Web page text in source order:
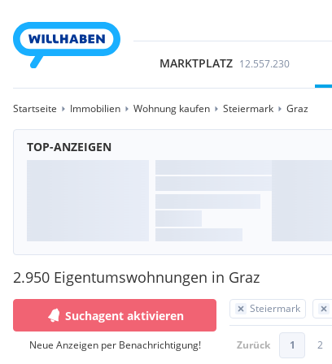
MARKTPLATZ 12.557.230
Startseite Immobilien Wohnung kaufen Steiermark Graz
TOP-ANZEIGEN
2.950 Eigentumswohnungen in Graz
Suchagent aktivieren
Neue Anzeigen per Benachrichtigung!
Steiermark
Zurück 1 2